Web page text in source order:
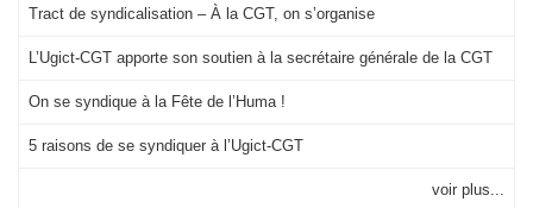
Tract de syndicalisation – À la CGT, on s’organise
L’Ugict-CGT apporte son soutien à la secrétaire générale de la CGT
On se syndique à la Fête de l’Huma !
5 raisons de se syndiquer à l’Ugict-CGT
voir plus...